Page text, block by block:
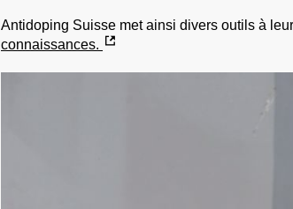
Antidoping Suisse met ainsi divers outils à
connaissances.